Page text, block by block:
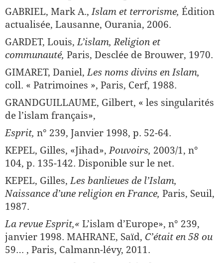
GABRIEL, Mark A., Islam et terrorisme, Édition
actualisée, Lausanne, Ourania, 2006.
GARDET, Louis, L’islam, Religion et
communauté, Paris, Desclée de Brouwer, 1970.
GIMARET, Daniel, Les noms divins en Islam,
coll. « Patrimoines », Paris, Cerf, 1988.
GRANDGUILLAUME, Gilbert, « les singularités
de l’islam français»,
Esprit, n° 239, Janvier 1998, p. 52-64.
KEPEL, Gilles, «Jihad», Pouvoirs, 2003/1, n°
104, p. 135-142. Dispo­nible sur le net.
KEPEL, Gilles, Les banlieues de l’Islam,
Naissance d’une religion en France, Paris, Seuil,
1987.
La revue Esprit,« L’islam d’Europe», n° 239,
janvier 1998. MAHRANE, Saïd, C’était en 58 ou
59… , Paris, Calmann-lévy, 2011.